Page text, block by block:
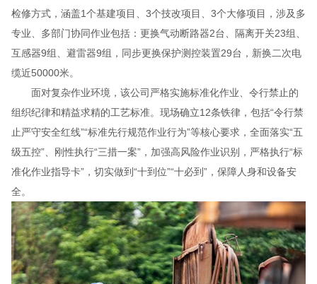
检修方式，涵盖1个基建项目、3个技改项目、3个大修项目，涉及多
专业、多部门协同作业包括：更换气动断路器2台、隔离开关23组、
互感器9组、避雷器9组，同步更换保护测控装置29台，新换二次电
缆近50000米。
面对复杂作业环境，该公司严格实施标准化作业、令行禁止的
组织纪律和精益求精的工艺标准。现场确立12条铁律，包括“令行禁
止严守安全红线”“标准先行规范作业行为”等核心要求，全面落实“五
级五控”、刚性执行“三措一案”，加强高风险作业识别，严格执行“标
准化作业指导卡”，切实做到“十到位”“十必到”，保障人身和设备安
全。